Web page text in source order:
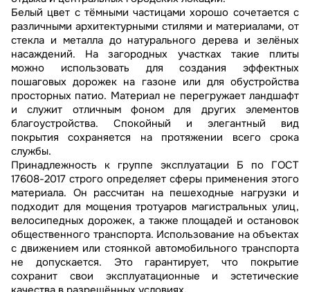
Белый цвет с тёмными частицами хорошо сочетается с
различными архитектурными стилями и материалами, от
стекла и металла до натурального дерева и зелёных
насаждений. На загородных участках такие плиты
можно использовать для создания эффектных
пошаговых дорожек на газоне или для обустройства
просторных патио. Материал не перегружает ландшафт
и служит отличным фоном для других элементов
благоустройства. Спокойный и элегантный вид
покрытия сохраняется на протяжении всего срока
службы.
Принадлежность к группе эксплуатации Б по ГОСТ
17608-2017 строго определяет сферы применения этого
материала. Он рассчитан на пешеходные нагрузки и
подходит для мощения тротуаров магистральных улиц,
велосипедных дорожек, а также площадей и остановок
общественного транспорта. Использование на объектах
с движением или стоянкой автомобильного транспорта
не допускается. Это гарантирует, что покрытие
сохранит свои эксплуатационные и эстетические